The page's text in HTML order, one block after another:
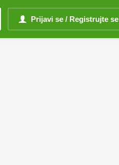
Prijavi se / Registrujte se